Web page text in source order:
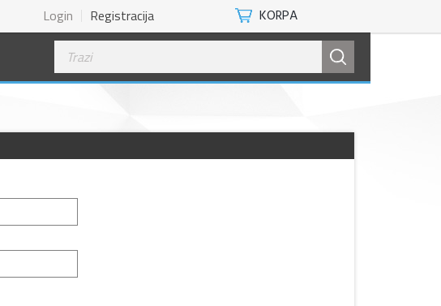
KORPA
Login Registracija